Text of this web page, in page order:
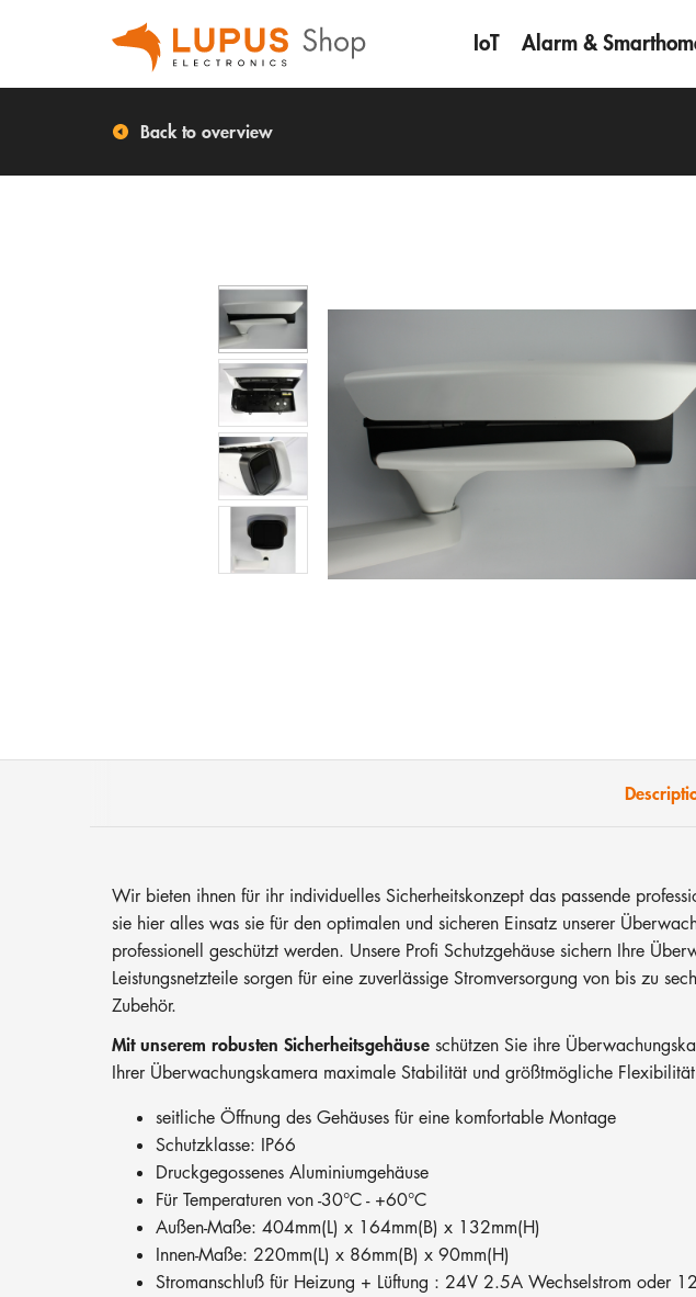
IoT Alarm &
Back to overview
Wir bieten ihnen für ihr individuelles Sicherheitskonzept das passende
sie hier alles was sie für den optimalen und sicheren Einsatz unserer
professionell geschützt werden. Unsere Profi Schutzgehäuse sichern Ihre
Leistungsnetzteile sorgen für eine zuverlässige Stromversorgung von bis zu
Zubehör.
Mit unserem robusten Sicherheitsgehäuse schützen Sie ihre
Ihrer Überwachungskamera maximale Stabilität und größtmögliche
seitliche Öffnung des Gehäuses für eine komfortable Montage
Schutzklasse: IP66
Druckgegossenes Aluminiumgehäuse
Für Temperaturen von -30°C - +60°C
Außen-Maße: 404mm(L) x 164mm(B) x 132mm(H)
Innen-Maße: 220mm(L) x 86mm(B) x 90mm(H)
Stromanschluß für Heizung + Lüftung : 24V 2.5A Wechselstrom oder